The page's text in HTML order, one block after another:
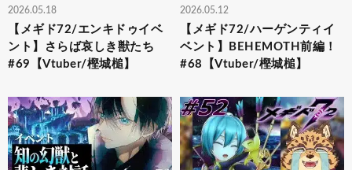
2026.05.18
【メギド72/エンキドゥイベ
ント】さらば哀しき獣たち
#69【Vtuber/樫城槌】
2026.05.12
【メギド72/ハーゲンティイ
ベント】BEHEMOTH前編！
#68【Vtuber/樫城槌】